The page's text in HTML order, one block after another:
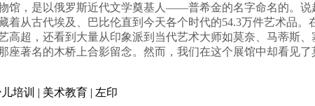
馆，是以俄罗斯近代文学奠基人——普希金的名字命名的。
从古代埃及、巴比伦直到今天各个时代的54.3万件艺术品
超，还看到大量从印象派到当代艺术大师如莫奈、马蒂斯
著名的木桥上合影留念。然而，我们在这个展馆中却看见